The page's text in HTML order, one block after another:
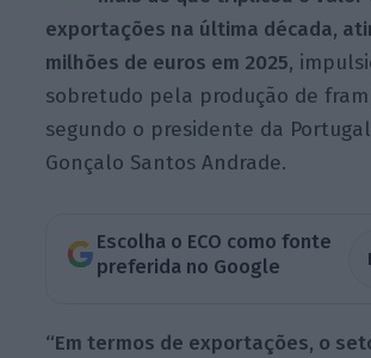
exportações na última década,
milhões de euros em 2025,
sobretudo pela produção de
segundo o presidente da
Gonçalo Santos Andrade.
Escolha o ECO como fonte
preferida no Google
“Em termos de exportações, o